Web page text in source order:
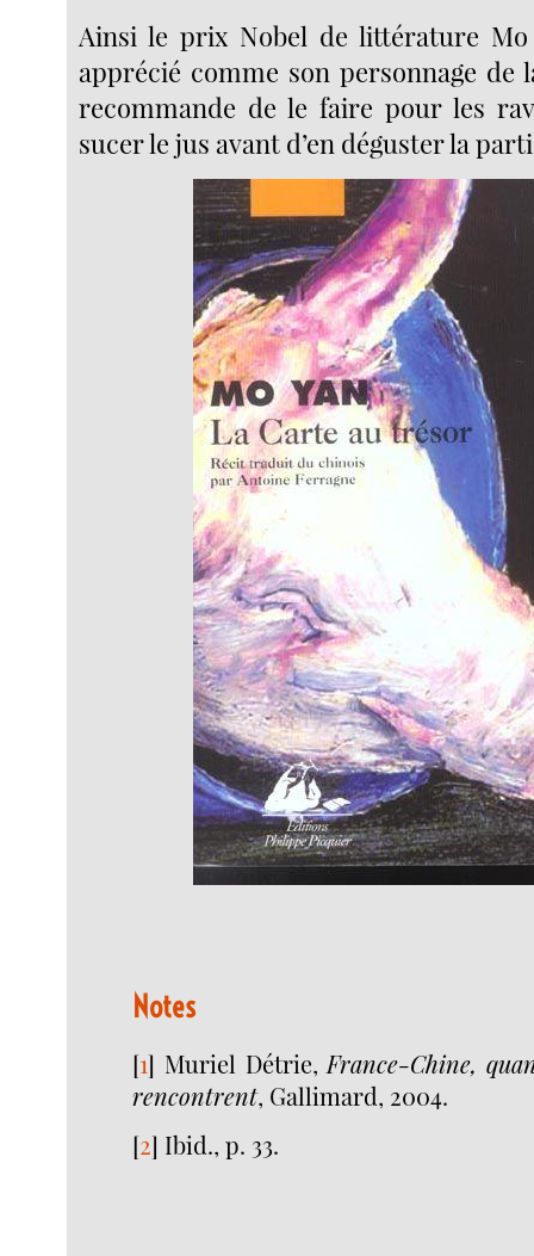
Ainsi le prix Nobel de littérature
apprécié comme son personnage de
recommande de le faire pour les
sucer le jus avant d’en déguster la
Notes
[1] Muriel Détrie, France-Chine,
rencontrent, Gallimard, 2004.
[2] Ibid., p. 33.